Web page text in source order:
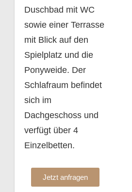
Duschbad mit WC
sowie einer Terrasse
mit Blick auf den
Spielplatz und die
Ponyweide. Der
Schlafraum befindet
sich im
Dachgeschoss und
verfügt über 4
Einzelbetten.
Jetzt anfragen